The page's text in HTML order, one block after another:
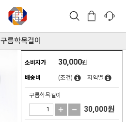
구름학목걸이
소비자가 30,000원
배송비 (조건) 지역별
구름학목걸이
30,000원